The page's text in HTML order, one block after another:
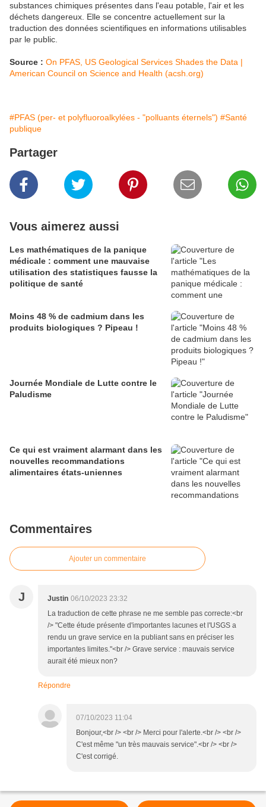
substances chimiques présentes dans l'eau potable, l'air et les
déchets dangereux. Elle se concentre actuellement sur la
traduction des données scientifiques en informations utilisables
par le public.
Source : On PFAS, US Geological Services Shades the Data |
American Council on Science and Health (acsh.org)
#PFAS (per- et polyfluoroalkylées - "polluants éternels") #Santé
publique
Partager
Vous aimerez aussi
Les mathématiques de la panique
médicale : comment une mauvaise
utilisation des statistiques fausse la
politique de santé
Moins 48 % de cadmium dans les
produits biologiques ? Pipeau !
Journée Mondiale de Lutte contre le
Paludisme
Ce qui est vraiment alarmant dans les
nouvelles recommandations
alimentaires états-uniennes
Commentaires
Ajouter un commentaire
J Justin 06/10/2023 23:32
La traduction de cette phrase ne me semble pas correcte:<br
/> "Cette étude présente d'importantes lacunes et l'USGS a
rendu un grave service en la publiant sans en préciser les
importantes limites."<br /> Grave service : mauvais service
aurait été mieux non?
Répondre
07/10/2023 11:04
Bonjour,<br /> <br /> Merci pour l'alerte.<br /> <br />
C'est même "un très mauvais service".<br /> <br />
C'est corrigé.